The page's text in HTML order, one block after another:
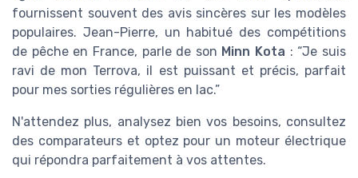
fournissent souvent des avis sincères sur les modèles
populaires. Jean-Pierre, un habitué des compétitions
de pêche en France, parle de son Minn Kota : “Je suis
ravi de mon Terrova, il est puissant et précis, parfait
pour mes sorties régulières en lac.”
N'attendez plus, analysez bien vos besoins, consultez
des comparateurs et optez pour un moteur électrique
qui répondra parfaitement à vos attentes.